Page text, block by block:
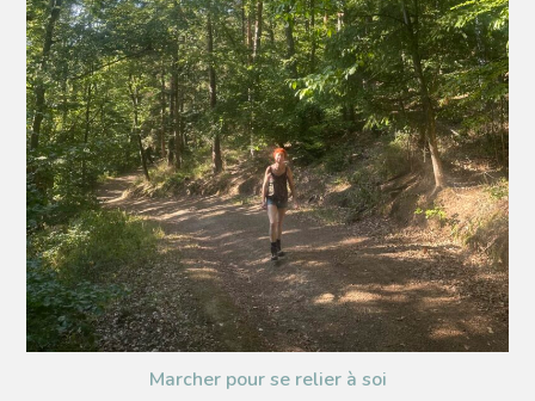
Marcher pour se relier à soi